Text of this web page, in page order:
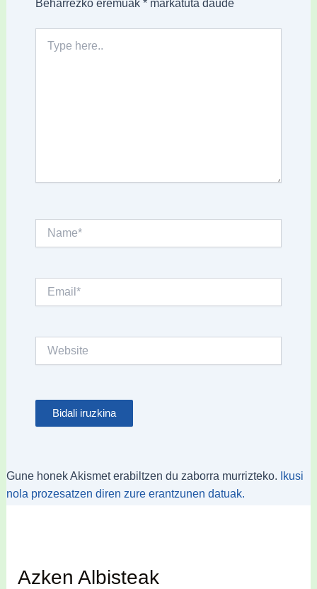
here..
Gune honek Akismet erabiltzen du zaborra murrizteko.
Ikusi
nola prozesatzen diren zure erantzunen datuak.
Azken Albisteak